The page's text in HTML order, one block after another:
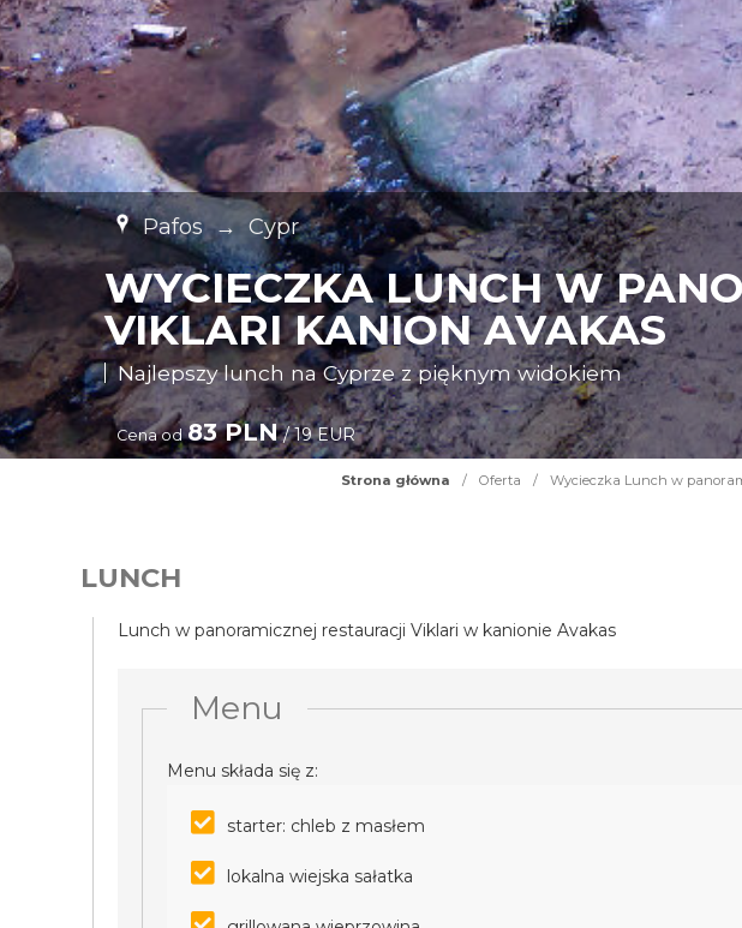
Pafos → Cypr
WYCIECZKA LUNCH W
VIKLARI KANION AVAKAS
Najlepszy lunch na Cyprze z pięknym widokiem
Cena od 83 PLN/ 19 EUR
Strona główna / Oferta / Wycieczka Lunch w
LUNCH
Lunch w panoramicznej restauracji Viklari w kanionie Avakas
Menu
Menu składa się z:
starter: chleb z masłem
lokalna wiejska sałatka